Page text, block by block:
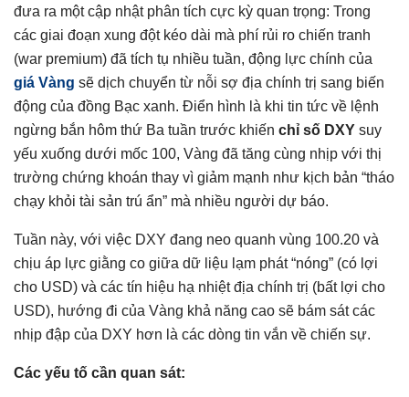
đưa ra một cập nhật phân tích cực kỳ quan trọng: Trong
các giai đoạn xung đột kéo dài mà phí rủi ro chiến tranh
(war premium) đã tích tụ nhiều tuần, động lực chính của
giá Vàng sẽ dịch chuyển từ nỗi sợ địa chính trị sang biến
động của đồng Bạc xanh. Điển hình là khi tin tức về lệnh
ngừng bắn hôm thứ Ba tuần trước khiến chỉ số DXY suy
yếu xuống dưới mốc 100, Vàng đã tăng cùng nhịp với thị
trường chứng khoán thay vì giảm mạnh như kịch bản “tháo
chạy khỏi tài sản trú ẩn” mà nhiều người dự báo.
Tuần này, với việc DXY đang neo quanh vùng 100.20 và
chịu áp lực giằng co giữa dữ liệu lạm phát “nóng” (có lợi
cho USD) và các tín hiệu hạ nhiệt địa chính trị (bất lợi cho
USD), hướng đi của Vàng khả năng cao sẽ bám sát các
nhịp đập của DXY hơn là các dòng tin vắn về chiến sự.
Các yếu tố cần quan sát: